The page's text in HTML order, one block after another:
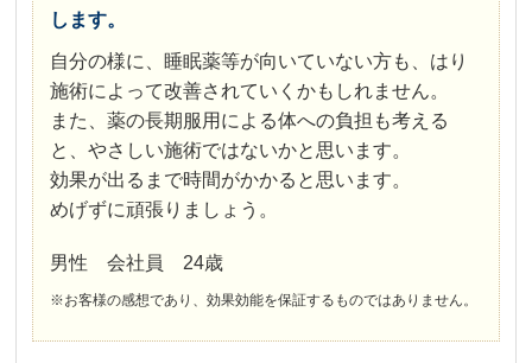
します。
自分の様に、睡眠薬等が向いていない方も、はり
施術によって改善されていくかもしれません。
また、薬の長期服用による体への負担も考える
と、やさしい施術ではないかと思います。
効果が出るまで時間がかかると思います。
めげずに頑張りましょう。
男性 会社員 24歳
※お客様の感想であり、効果効能を保証するものではありません。